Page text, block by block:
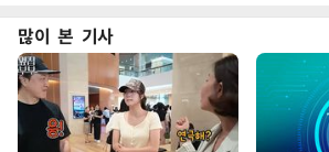
많이 본 기사